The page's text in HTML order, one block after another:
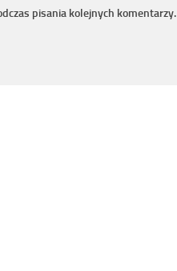
pisania kolejnych komentarzy.